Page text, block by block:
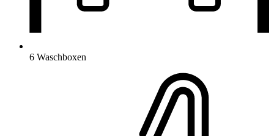
6 Waschboxen